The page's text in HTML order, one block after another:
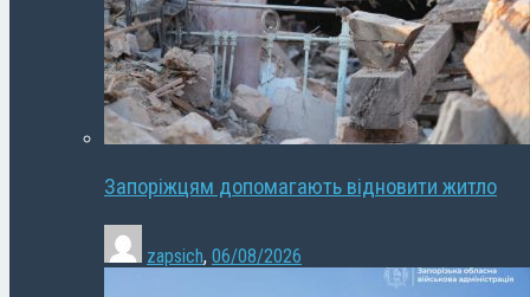
Запоріжцям допомагають відновити житло
zapsich, 06/08/2026